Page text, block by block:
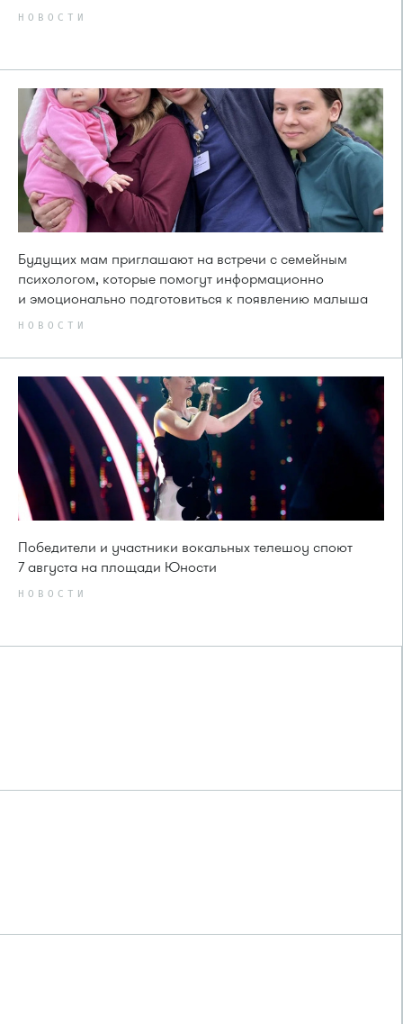
НОВОСТИ
Будущих мам приглашают на встречи с семейным
психологом, которые помогут информационно
и эмоционально подготовиться к появлению малыша
НОВОСТИ
Победители и участники вокальных телешоу споют
7 августа на площади Юности
НОВОСТИ